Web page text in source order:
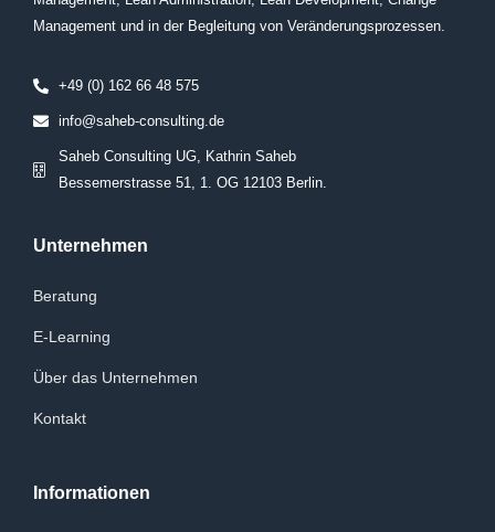
Management und in der Begleitung von Veränderungsprozessen.
+49 (0) 162 66 48 575
info@saheb-consulting.de
Saheb Consulting UG, Kathrin Saheb
Bessemerstrasse 51, 1. OG 12103 Berlin.
Unternehmen
Beratung
E-Learning
Über das Unternehmen
Kontakt
Informationen